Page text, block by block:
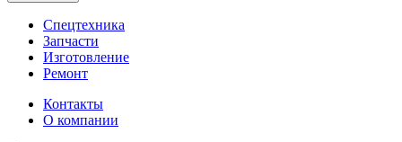
Спецтехника
Запчасти
Изготовление
Ремонт
Контакты
О компании